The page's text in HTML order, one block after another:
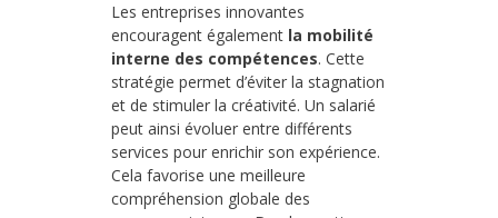
Les entreprises innovantes
encouragent également la mobilité
interne des compétences. Cette
stratégie permet d’éviter la stagnation
et de stimuler la créativité. Un salarié
peut ainsi évoluer entre différents
services pour enrichir son expérience.
Cela favorise une meilleure
compréhension globale des